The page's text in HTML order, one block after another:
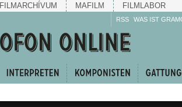
FILMARCHÍVUM MAFILM FILMLABOR
RSS WAS IST